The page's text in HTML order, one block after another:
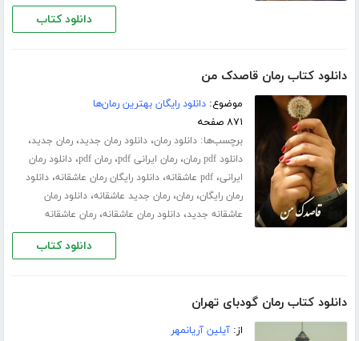
دانلود کتاب
دانلود کتاب رمان قاصدک من
موضوع:دانلود رایگان بهترین رمان‌ها
۸۷۱ صفحه
برچسب‌ها:دانلود رمان،دانلود رمان جدید،رمان جدید،
دانلود pdf رمان ،رمان ایرانی pdf ،رمان pdf ،دانلود رمان
ایرانی،pdf عاشقانه ،دانلود رایگان رمان عاشقانه،دانلود
رمان رایگان،رمان،رمان جدید عاشقانه،دانلود رمان
عاشقانه جدید،دانلود رمان عاشقانه،رمان عاشقانه
دانلود کتاب
دانلود کتاب رمان گودبای تهران
از:آیلین آریانمهر